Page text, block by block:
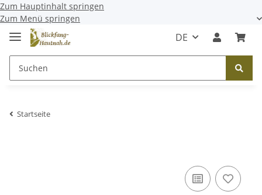
Zum Hauptinhalt springen
Zum Menü springen
DE
Startseite